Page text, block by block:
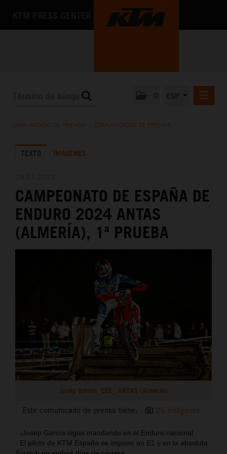
LA EMPRESA
COMUNICADO DE PRENSA COMUNICADOS DE PRENSA
TEXTO IMÁGENES
CAMPEONATO DE ESPAÑA DE
ENDURO 2024 ANTAS
(ALMERÍA), 1ª PRUEBA
Josep García_CEE_ ANTAS (Almería)
Este comunicado de prensa tiene: 25 Imágenes
- ¡Josep García sigue mandando en el Enduro nacional
- El piloto de KTM España se impone en E1 y en la absoluta